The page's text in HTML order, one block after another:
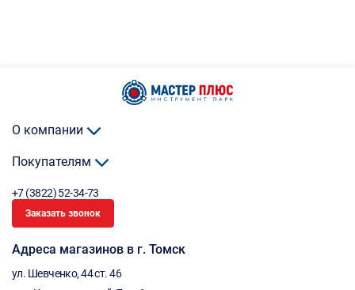
О компании
Покупателям
+7 (3822) 52-34-73
Заказать звонок
Адреса магазинов в г. Томск
ул. Шевченко, 44 ст. 46